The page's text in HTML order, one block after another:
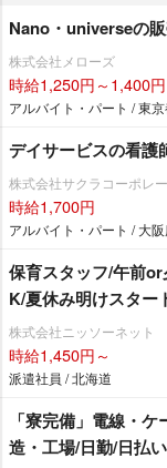
Nano・universeの
株式会社メローズ
時給1,250円～1,400円
アルバイト・パート / 東
デイサービスの看護
株式会社サクラコーポレ
時給1,700円
アルバイト・パート / 大
保育スタッフ/午前
K/夏休み明けスター
株式会社ニッソーネット
時給1,450円～
派遣社員 / 北海道
「寮完備」電線・
造・工場/日勤/日払い